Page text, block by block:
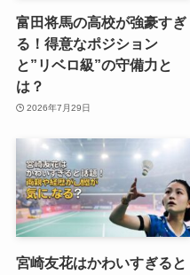
富田将馬の高校が強豪すぎ
る！得意なポジション
と”リベロ級”の守備力と
は？
2026年7月29日
宮崎友花はかわいすぎると